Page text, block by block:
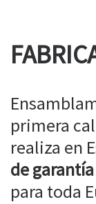
primera
realiza en
de garantía
para toda